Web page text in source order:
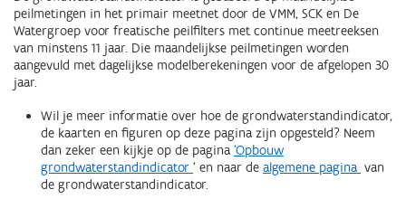
peilmetingen in het primair meetnet door de VMM, SCK en De
Watergroep voor freatische peilfilters met continue meetreeksen
van minstens 11 jaar. Die maandelijkse peilmetingen worden
aangevuld met dagelijkse modelberekeningen voor de afgelopen 30
jaar.
Wil je meer informatie over hoe de grondwaterstandindicator,
de kaarten en figuren op deze pagina zijn opgesteld? Neem
dan zeker een kijkje op de pagina 'Opbouw
grondwaterstandindicator ' en naar de algemene pagina van
de grondwaterstandindicator.